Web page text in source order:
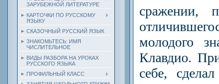
ЗАРУБЕЖНОЙ ЛИТЕРАТУРЕ
КАРТОЧКИ ПО РУССКОМУ
ЯЗЫКУ
СКАЗОЧНЫЙ РУССКИЙ ЯЗЫК
ЗНАКОМЬТЕСЬ: ИМЯ
ЧИСЛИТЕЛЬНОЕ
ВИДЫ РАЗБОРА НА УРОКАХ
РУССКОГО ЯЗЫКА
ПРОФИЛЬНЫЙ КЛАСС
сражении,
молодого
Клавдио.
себе,